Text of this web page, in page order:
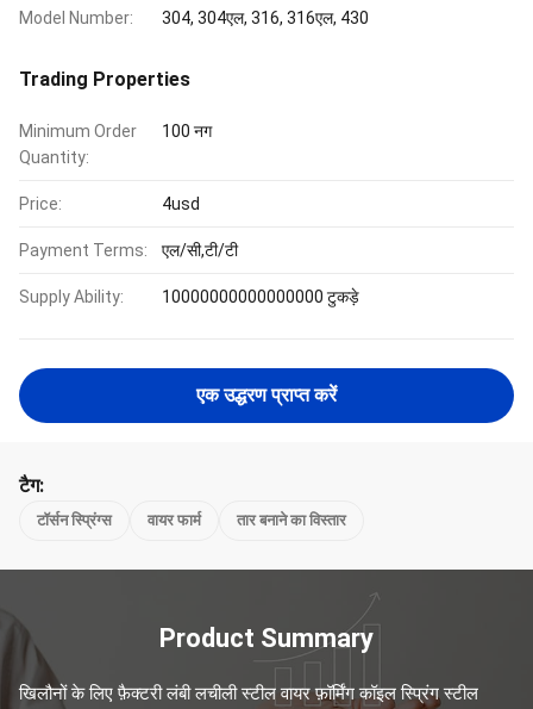
Model Number: 304, 304एल, 316, 316एल, 430
Trading Properties
Minimum Order
Quantity:
100 नग
Price: 4usd
Payment Terms: एल/सी,टी/टी
Supply Ability: 10000000000000000 टुकड़े
एक उद्धरण प्राप्त करें
टैग:
टॉर्सन स्प्रिंग्स वायर फार्म तार बनाने का विस्तार
Product Summary
खिलौनों के लिए फ़ैक्टरी लंबी लचीली स्टील वायर फ़ॉर्मिंग कॉइल स्प्रिंग स्टील